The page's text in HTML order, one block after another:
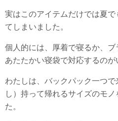
実はこのアイテムだけでは夏
てしまいました。
個人的には、厚着で寝るか、
あたたかい寝袋で対応するのが
わたしは、バックパック一つ
し）持って帰れるサイズのモ
た。